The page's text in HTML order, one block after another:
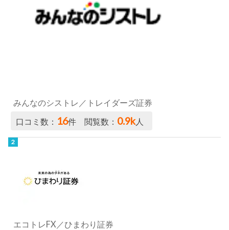
みんなのシストレ／トレイダーズ証券
口コミ数： 16件 閲覧数： 0.9k人
エコトレFX／ひまわり証券